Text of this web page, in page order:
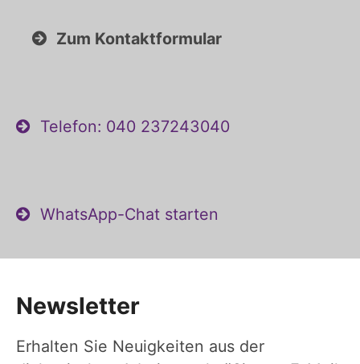
Zum Kontaktformular
Telefon: 040 237243040
WhatsApp-Chat starten
Newsletter
Erhalten Sie Neuigkeiten aus der